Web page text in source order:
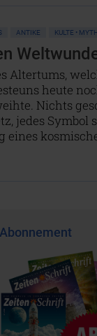
ANTIKE KULTE •
Altertums,
heute
Nichts
jedes
eines
Abonnement